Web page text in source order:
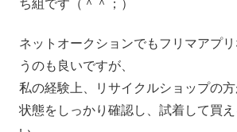
ち組です（＾＾；）
ネットオークションでもフリマアプ
うのも良いですが、
私の経験上、リサイクルショップの方
状態をしっかり確認し、試着して買